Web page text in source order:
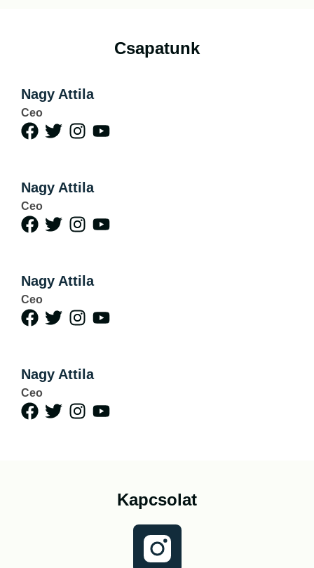
Csapatunk
Nagy Attila
Ceo
Nagy Attila
Ceo
Nagy Attila
Ceo
Nagy Attila
Ceo
Kapcsolat